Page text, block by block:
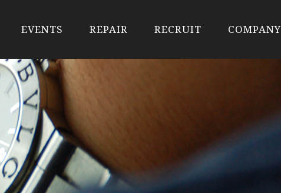
EVENTS REPAIR RECRUIT COMPANY